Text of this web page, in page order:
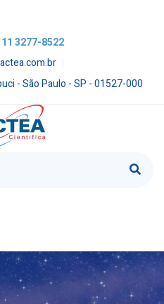
3277-8522
- São Paulo - SP - 01527-000